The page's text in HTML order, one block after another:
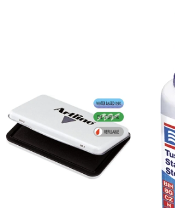
Detergenti pentru textile
Dispensere baie si bucatarie
Hartie igienica
Lavete
Marcare si etichetare